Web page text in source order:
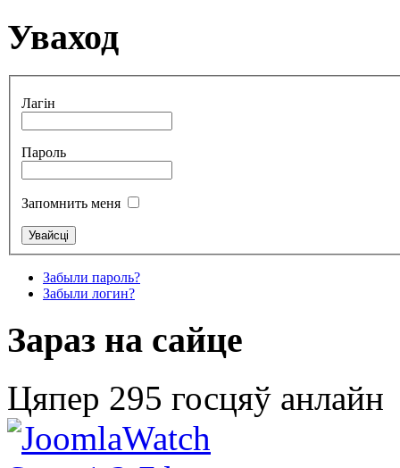
Уваход
Лагін
Пароль
Запомнить меня
Забыли пароль?
Забыли логин?
Зараз на сайце
Цяпер 295 госцяў анлайн